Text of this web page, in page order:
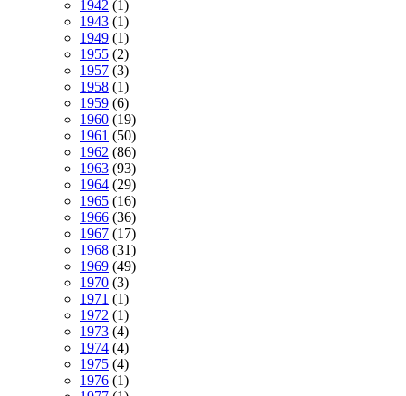
1942 (1)
1943 (1)
1949 (1)
1955 (2)
1957 (3)
1958 (1)
1959 (6)
1960 (19)
1961 (50)
1962 (86)
1963 (93)
1964 (29)
1965 (16)
1966 (36)
1967 (17)
1968 (31)
1969 (49)
1970 (3)
1971 (1)
1972 (1)
1973 (4)
1974 (4)
1975 (4)
1976 (1)